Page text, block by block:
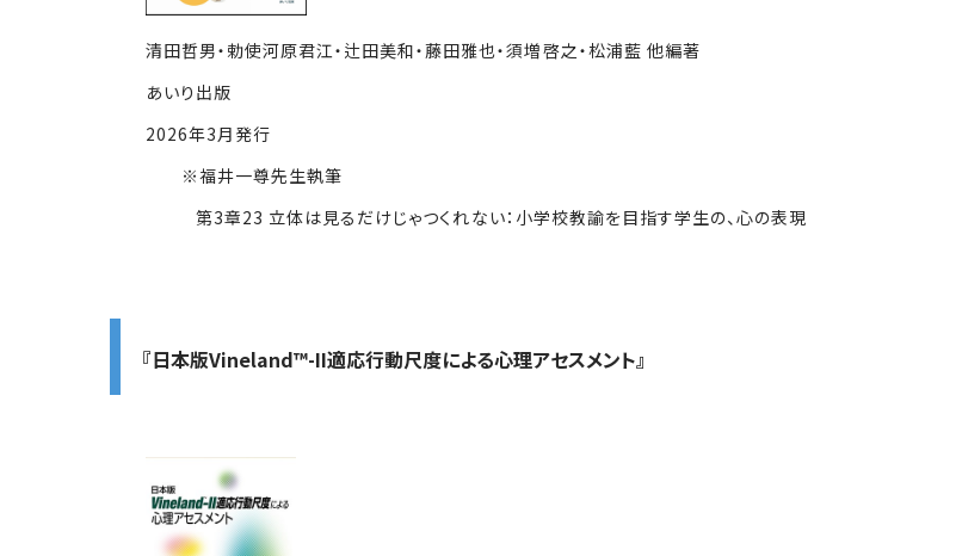
清田哲男・勅使河原君江・辻田美和・藤田雅也・須増啓之・松浦藍 他編著
あいり出版
2026年3月発行
※福井一尊先生執筆
第3章23 立体は見るだけじゃつくれない：小学校教諭を目指す学生の、心の表現
『日本版Vineland™-II適応行動尺度による心理アセスメント』